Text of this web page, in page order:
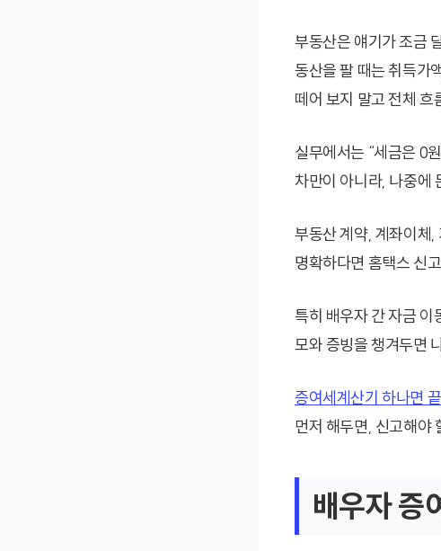
부동산은 얘기가 조금
동산을 팔 때는 취득가
떼어 보지 말고 전체 흐
실무에서는 “세금은 0
차만이 아니라, 나중에
부동산 계약, 계좌이체,
명확하다면 홈택스 신
특히 배우자 간 자금 이
모와 증빙을 챙겨두면
증여세계산기 하나면
먼저 해두면, 신고해야
배우자 증